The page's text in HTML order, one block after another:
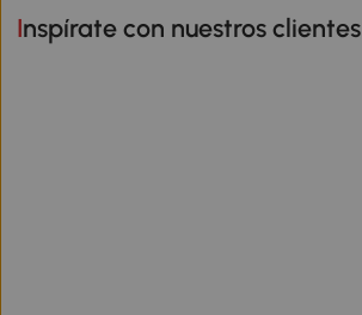
Inspírate con nuestros clientes